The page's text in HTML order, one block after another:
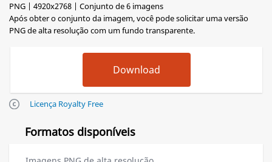
PNG | 4920x2768 | Conjunto de 6 imagens
Após obter o conjunto da imagem, você pode solicitar uma versão
PNG de alta resolução com um fundo transparente.
Licença Royalty Free
Formatos disponíveis